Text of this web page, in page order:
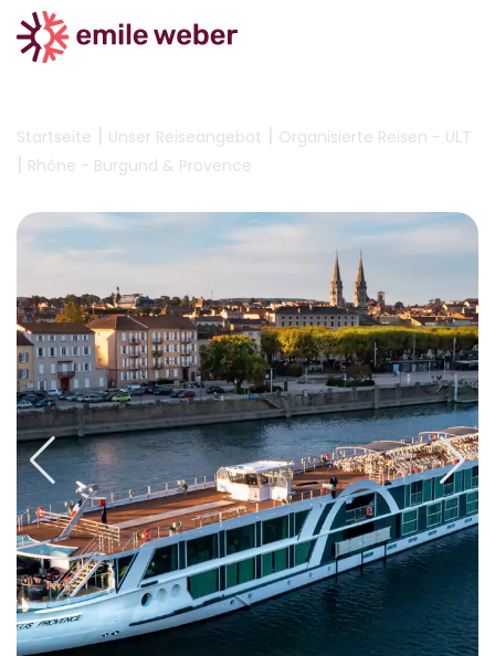
Startseite | Unser Reiseangebot | Organisierte Reisen - ULT
| Rhône - Burgund & Provence